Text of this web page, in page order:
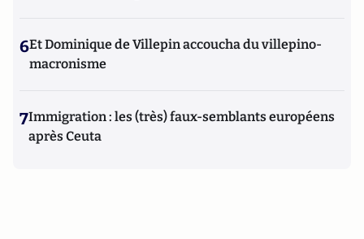
6Et Dominique de Villepin accoucha du villepino-
macronisme
7Immigration : les (très) faux-semblants européens
après Ceuta